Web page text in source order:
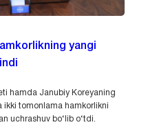
yangi
hamda Janubiy Koreyaning
ikki tomonlama hamkorlikni
uchrashuv bo‘lib o‘tdi.